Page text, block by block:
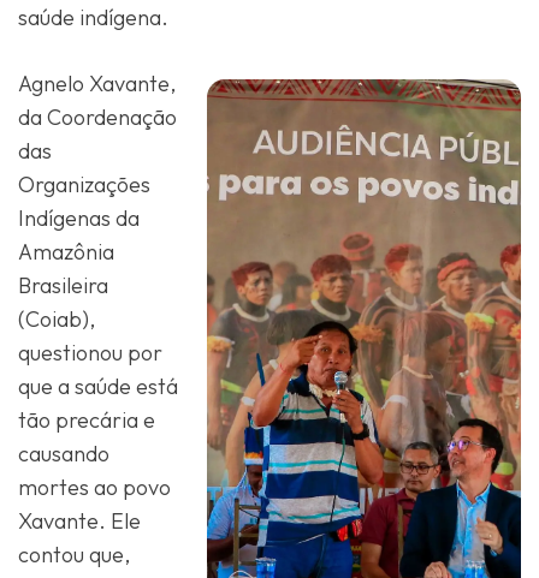
saúde indígena.
Agnelo Xavante,
da Coordenação
das
Organizações
Indígenas da
Amazônia
Brasileira
(Coiab),
questionou por
que a saúde está
tão precária e
causando
mortes ao povo
Xavante. Ele
contou que,